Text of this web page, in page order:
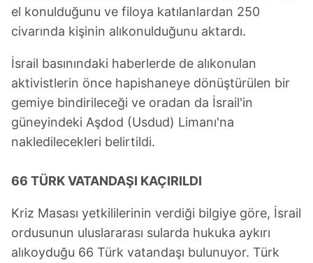
el konulduğunu ve filoya katılanlardan 250
civarında kişinin alıkonulduğunu aktardı.
​​​​​​​İsrail basınındaki haberlerde de alıkonulan
aktivistlerin önce hapishaneye dönüştürülen bir
gemiye bindirileceği ve oradan da İsrail'in
güneyindeki Aşdod (Usdud) Limanı'na
nakledilecekleri belirtildi.
66 TÜRK VATANDAŞI KAÇIRILDI
Kriz Masası yetkililerinin verdiği bilgiye göre, İsrail
ordusunun uluslararası sularda hukuka aykırı
alıkoyduğu 66 Türk vatandaşı bulunuyor. Türk